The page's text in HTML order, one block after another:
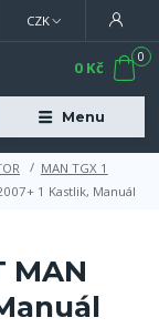
Menu
CZK
0
0 Kč
MAN TGX 1
1 Kastlik, Manuál
MAN